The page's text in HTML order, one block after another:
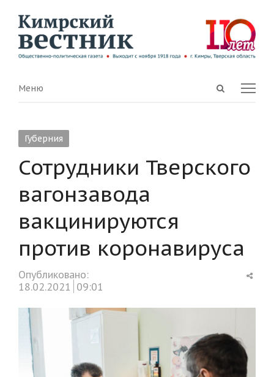
Open
Menu
Меню
Губерния
Сотрудники Тверского
вагонзавода
вакцинируются
против коронавируса
Опубликовано:
18.02.2021 09:01